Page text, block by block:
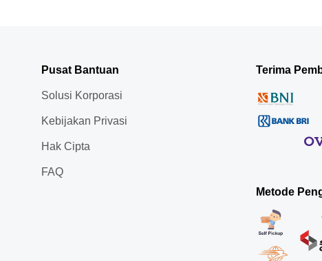
Pusat Bantuan
Solusi Korporasi
Kebijakan Privasi
Hak Cipta
FAQ
Terima
Metode